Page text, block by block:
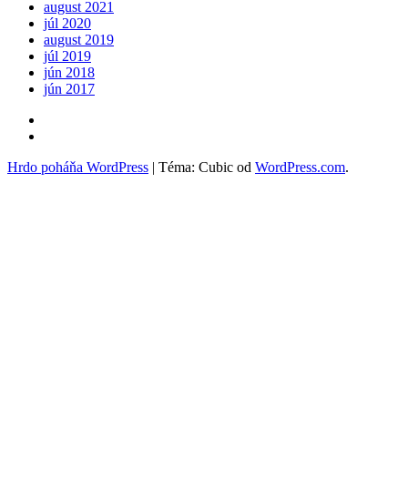
august 2021
júl 2020
august 2019
júl 2019
jún 2018
jún 2017
divadelná
Hrdo poháňa WordPress | Téma: Cubic od WordPress.com.